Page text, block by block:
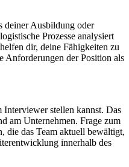
deiner Ausbildung oder
Prozesse analysiert
dir, deine Fähigkeiten zu
Anforderungen der Position als
Interviewer stellen kannst. Das
am Unternehmen. Frage zum
die das Team aktuell bewältigt,
innerhalb des